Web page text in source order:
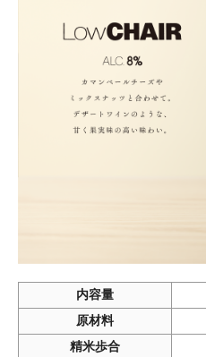
内容量
原材料
精米歩合